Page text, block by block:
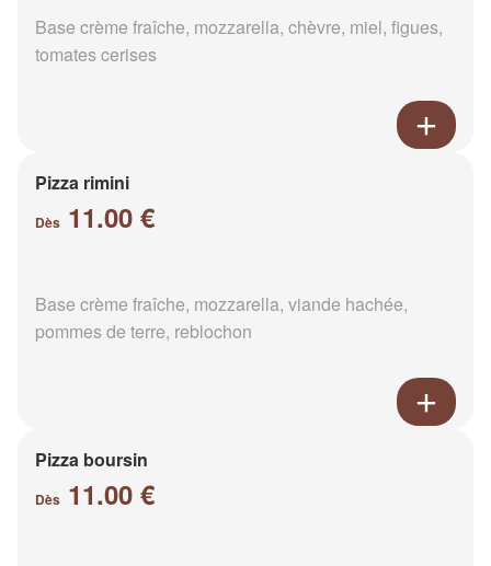
Base crème fraîche, mozzarella, chèvre, miel, figues,
tomates cerises
Pizza rimini
Dès 11.00 €
Base crème fraîche, mozzarella, viande hachée,
pommes de terre, reblochon
Pizza boursin
Dès 11.00 €